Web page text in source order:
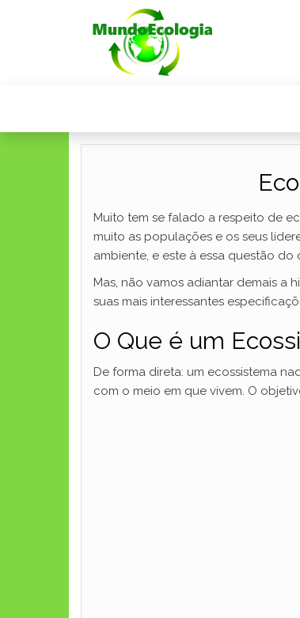
Muito tem se falado a respeito de
muito as populações e os seus
ambiente, e este à essa questão do
Mas, não vamos adiantar demais a
suas mais interessantes
O Que é um
De forma direta: um ecossistema
com o meio em que vivem. O